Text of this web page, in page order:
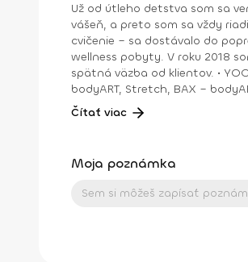
Už od útleho detstva som sa
vášeň, a preto som sa vždy riadila heslom: ŠPORT je VÁŠEŇ. V bežnom živote som bola
cvičenie – sa dostávalo do
wellness pobyty. V roku 2018 som získala ocenenie od portálu cvicte.sk Fitleader – skupinový tréner nováčik 2018. No oveľa väčším ocenením bola vždy pre mňa pozitívna
spätná väzba od klientov. • YOGA teacher RYT@200 • POWER YOGA inštruktor • Kondičný tréner 1. kv. stupňa • Certifikovaná lektorka skupinových cvičení bodyART Basic,
bodyART, Stretch, BAX – bodyART Cross,
skupina: ŠPORT je VÁŠEŇ
Čítať viac
Moja poznámka